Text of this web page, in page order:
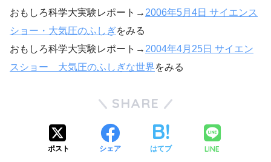
おもしろ科学大実験レポート→ 2006年5月4日 サイエンス
ショー・大気圧のふしぎをみる
おもしろ科学大実験レポート→ 2004年4月25日 サイエン
スショー 大気圧のふしぎな世界をみる
SHARE
ポスト シェア はてブ LINE